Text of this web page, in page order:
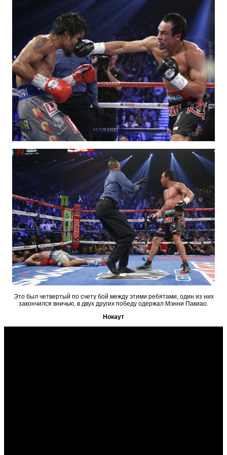
Это был четвертый по счету бой между этими ребятами, один из них
закончился вничью, в двух других победу одержал Мэнни Пакиао.
Нокаут